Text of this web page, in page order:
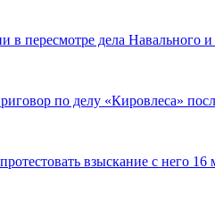
в пересмотре дела Навального
по делу «Кировлеса»
взыскание с него 16